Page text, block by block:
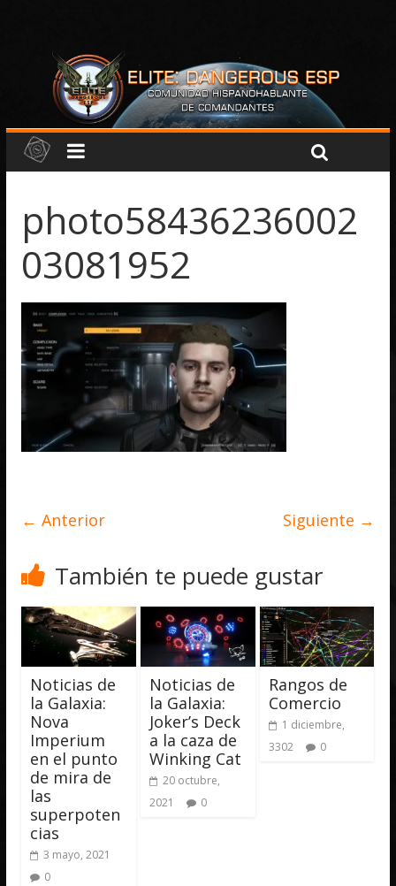
photo58436236002
03081952
← Anterior Siguiente →
También te puede gustar
Noticias de
la Galaxia:
Nova
Imperium
en el punto
de mira de
las
superpoten
cias
3 mayo, 2021
0
Noticias de
la Galaxia:
Joker’s Deck
a la caza de
Winking Cat
20 octubre,
2021
0
Rangos de
Comercio
1 diciembre,
3302
0